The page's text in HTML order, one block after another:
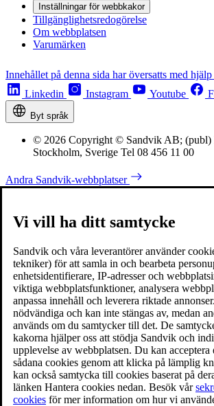
Inställningar för webbkakor
Tillgänglighetsredogörelse
Om webbplatsen
Varumärken
Innehållet på denna sida har översatts med
Linkedin
Instagram Youtube
Byt språk
© 2026 Copyright © Sandvik AB; (publ)
Stockholm, Sverige Tel 08 456 11 00
Andra Sandvik-webbplatser
Vi vill ha ditt samtycke
Sandvik och våra leverantörer använder
tekniker) för att samla in och bearbeta
enhetsidentifierare, IP-adresser och
viktiga webbplatsfunktioner, analysera
anpassa innehåll och leverera riktade
nödvändiga och kan inte stängas av, medan
används om du samtycker till det. De
kakorna hjälper oss att stödja Sandvik och
upplevelse av webbplatsen. Du kan acceptera
sådana cookies genom att klicka på lämplig
kan också samtycka till cookies baserat på
länken Hantera cookies nedan. Besök vår
cookies för mer information om hur vi